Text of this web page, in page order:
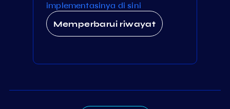
implementasinya di sini
Memperbarui riwayat